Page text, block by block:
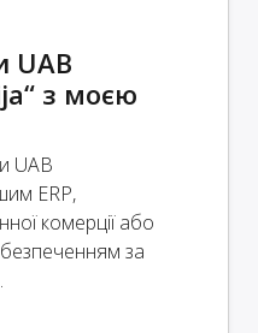
UAB
з моєю
UAB
ERP,
комерції або
за